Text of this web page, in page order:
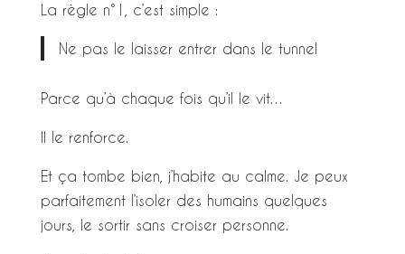
La règle n°1, c’est simple :
Ne pas le laisser entrer dans le tunnel
Parce qu’à chaque fois qu’il le vit…
Il le renforce.
Et ça tombe bien, j’habite au calme. Je peux
parfaitement l’isoler des humains quelques
jours, le sortir sans croiser personne.